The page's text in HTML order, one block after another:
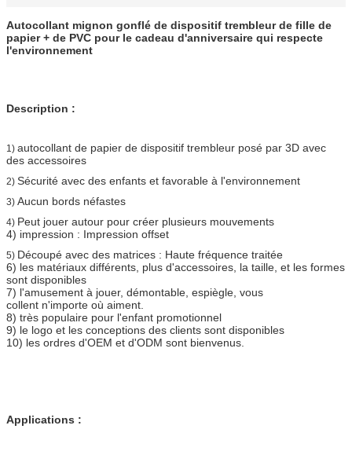
Autocollant mignon gonflé de dispositif trembleur de fille de
papier + de PVC pour le cadeau d'anniversaire qui respecte
l'environnement
Description :
1) autocollant de papier de dispositif trembleur posé par 3D avec
des accessoires
2) Sécurité avec des enfants et favorable à l'environnement
3) Aucun bords néfastes
4) Peut jouer autour pour créer plusieurs mouvements
4) impression : Impression offset
5) Découpé avec des matrices : Haute fréquence traitée
6) les matériaux différents, plus d'accessoires, la taille, et les formes
sont disponibles
7) l'amusement à jouer, démontable, espiègle, vous
collent n'importe où aiment.
8) très populaire pour l'enfant promotionnel
9) le logo et les conceptions des clients sont disponibles
10) les ordres d'OEM et d'ODM sont bienvenus.
Applications :